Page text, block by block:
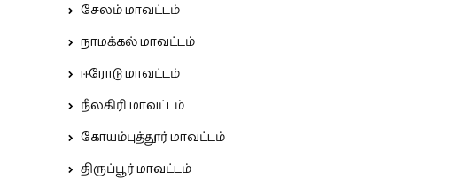
சேலம் மாவட்டம்
நாமக்கல் மாவட்டம்
ஈரோடு மாவட்டம்
நீலகிரி மாவட்டம்
கோயம்புத்தூர் மாவட்டம்
திருப்பூர் மாவட்டம்